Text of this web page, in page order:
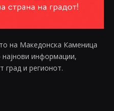
на Македонска Каменица
најнови информации,
град и регионот.